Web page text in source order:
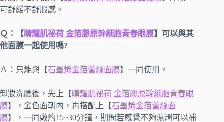
可舒緩不舒服感。
Ｑ：【 睛耀肌祕荷 金箔膠原幹細胞青春眼膜】可以與其
他面膜一起使用嗎?
Ａ：只能與【石墨烯金箔蕾絲面膜】一同使用。
卸妝洗臉後，先上【睛耀肌祕荷 金箔膠原幹細胞青春眼
膜】，金色面朝內，再搭配上【石墨烯金箔蕾絲面
膜】，一同敷約15~30分鐘，期間若感覺不夠濕潤可以補